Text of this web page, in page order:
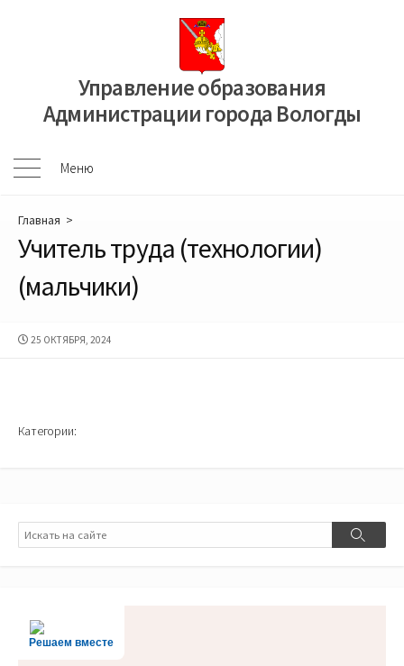
Управление образования
Администрации города Вологды
Меню
Меню
Главная >
Учитель труда (технологии)
(мальчики)
ДАТА
25 ОКТЯБРЯ, 2024
Категории:
Поиск
Поиск
Решаем вместе